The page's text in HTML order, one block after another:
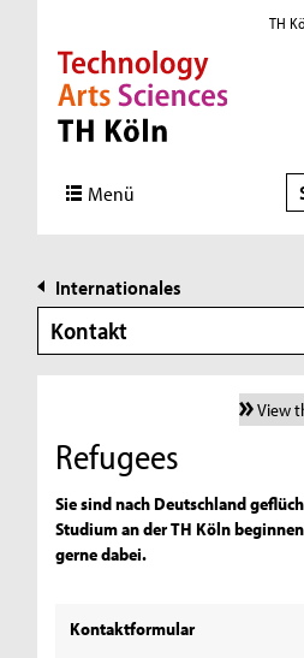
Direkt zur Hauptnavigation
Direkt zur Subnavigation
Direkt zum Inhalt
Direkt zum Fußbereich
TH
Menü
Internationales
Kontakt
View
Refugees
Sie sind nach Deutschland
Studium an der TH Köln
gerne dabei.
Kontaktformular